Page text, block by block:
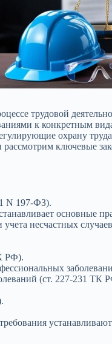
трудовой
к конкретным
охрану
рассмотрим ключевые
N 197-ФЗ).
основные
несчастных
РФ).
(ст. 227-231 ТК